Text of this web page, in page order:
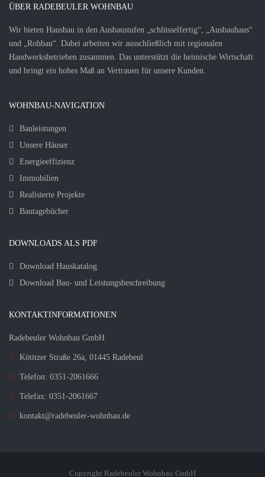
ÜBER RADEBEULER WOHNBAU
Wir bieten Hausbau in den Ausbaustufen „schlüsselfertig“, „Ausbauhaus“
und „Rohbau“. Dabei arbeiten wir ausschließlich mit regionalen
Handwerksbetrieben zusammen. Das unterstützt die heimische Wirtschaft
und bringt ein hohes Maß an Vertrauen für unsere Kunden.
WOHNBAU-NAVIGATION
Bauleistungen
Unsere Häuser
Energieeffizienz
Immobilien
Realisierte Projekte
Bautagebücher
DOWNLOADS ALS PDF
Download Hauskatalog
Download Bau- und Leistungsbeschreibung
KONTAKTINFORMATIONEN
Radebeuler Wohnbau GmbH
Kötitzer Straße 26a, 01445 Radebeul
Telefon: 0351-2061666
Telefax: 0351-2061667
kontakt@radebeuler-wohnbau.de
Copyright Radebeuler Wohnbau GmbH